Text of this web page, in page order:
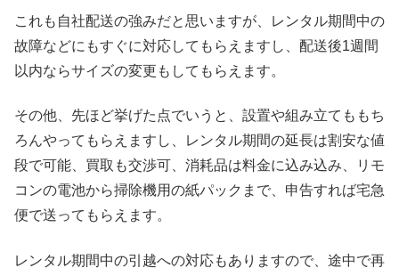
これも自社配送の強みだと思いますが、レンタル期間中の
故障などにもすぐに対応してもらえますし、配送後1週間
以内ならサイズの変更もしてもらえます。
その他、先ほど挙げた点でいうと、設置や組み立てももち
ろんやってもらえますし、レンタル期間の延長は割安な値
段で可能、買取も交渉可、消耗品は料金に込み込み、リモ
コンの電池から掃除機用の紙パックまで、申告すれば宅急
便で送ってもらえます。
レンタル期間中の引越への対応もありますので、途中で再